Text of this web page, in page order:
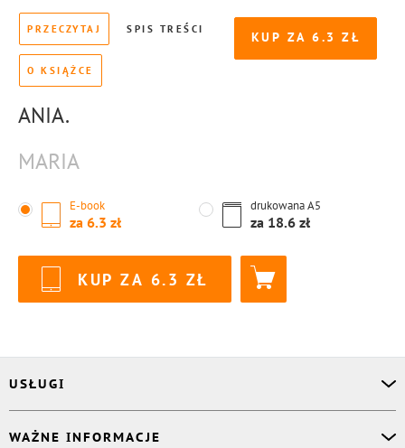
KUP ZA 6.3
PRZECZYTAJ SPIS TREŚCI
O KSIĄŻCE
ANIA.
MARIA
E-book
za 6.3
drukowanaA5
za 18.6
KUP ZA 6.3
USŁUGI
WAŻNE INFORMACJE